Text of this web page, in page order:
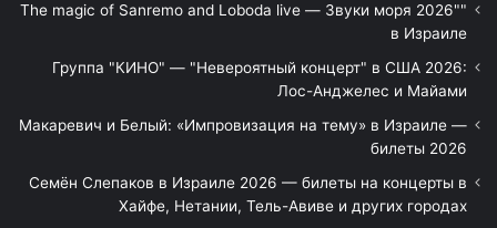
"The magic of Sanremo and Loboda live — Звуки моря 2026"
в Израиле
Группа "КИНО" — "Невероятный концерт" в США 2026:
Лос-Анджелес и Майами
Макаревич и Белый: «Импровизация на тему» в Израиле —
билеты 2026
Семён Слепаков в Израиле 2026 — билеты на концерты в
Хайфе, Нетании, Тель-Авиве и других городах